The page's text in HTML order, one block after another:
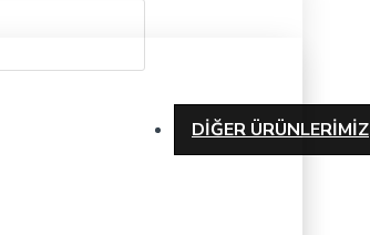
DIĞER ÜRÜNLERIMIZ